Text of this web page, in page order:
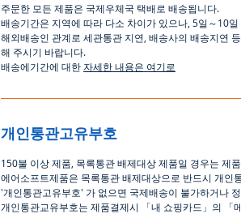
주문한 모든 제품은 국제우체국 택배로 배송됩니다.
배송기간은 지역에 따라 다소 차이가 있으나 5일～10일
해외배송인 관계로 세관통관 지연, 배송사의 배송지연
해 주시기 바랍니다.
배송에기간에 대한자세한 내용은 여기로
개인통관고유부호
150불 이상 제품 목록통관 배제대상 제품일 경우는 제
에어소프트제품은 목록통관 배제대상으로 반드시 개인
'개인통관고유부호' 가 없으면 국제배송이 불가하거나
개인통관교유부호는 제품결제시
「내 쇼핑카드 」 의 「